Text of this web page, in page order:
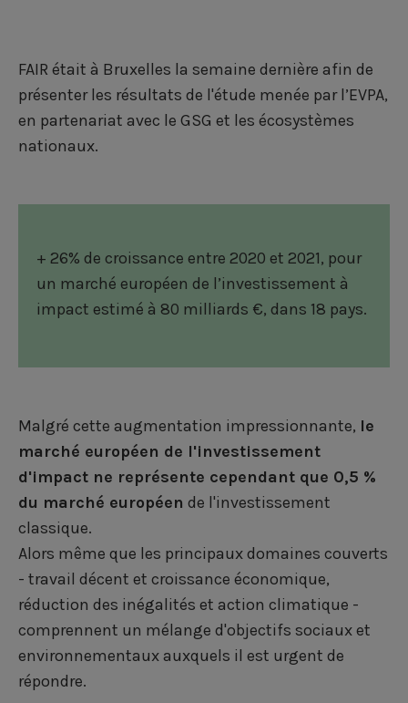
r
F
e
o
o
r
L
k
d
i
r
T
t
e
r
FAIR était à Bruxelles la semaine dernière afin de
présenter les résultats de l'étude menée par l’EVPA,
en partenariat avec le GSG et les écosystèmes
nationaux.
+ 26% de croissance entre 2020 et 2021, pour
un marché européen de l’investissement à
impact estimé à 80 milliards €, dans 18 pays.
Malgré cette augmentation impressionnante, le
marché européen de l'investissement
d'impact ne représente cependant que 0,5 %
du marché européen de l'investissement
classique.
Alors même que les principaux domaines couverts
- travail décent et croissance économique,
réduction des inégalités et action climatique -
comprennent un mélange d'objectifs sociaux et
environnementaux auxquels il est urgent de
répondre.